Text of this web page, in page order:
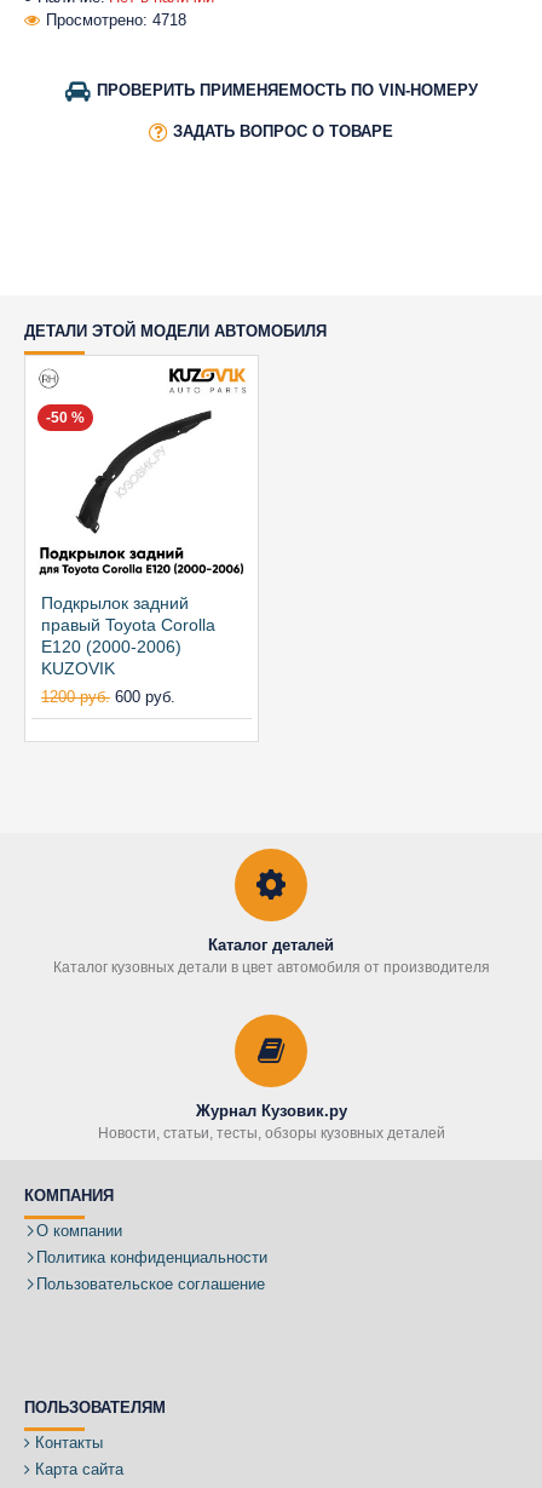
Просмотрено: 4718
ПРОВЕРИТЬ ПРИМЕНЯЕМОСТЬ ПО VIN-НОМЕРУ
ЗАДАТЬ ВОПРОС О ТОВАРЕ
ДЕТАЛИ ЭТОЙ МОДЕЛИ АВТОМОБИЛЯ
-50 %
Подкрылок задний
правый Toyota Corolla
E120 (2000-2006)
KUZOVIK
1200 руб. 600 руб.
Каталог деталей
Каталог кузовных детали в цвет автомобиля от производителя
Журнал Кузовик.ру
Новости, статьи, тесты, обзоры кузовных деталей
КОМПАНИЯ
О компании
Политика конфиденциальности
Пользовательское соглашение
ПОЛЬЗОВАТЕЛЯМ
Контакты
Карта сайта